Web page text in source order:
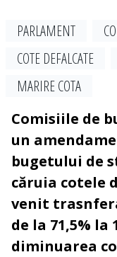
PARLAMENT
COTE DEFALCATE
MARIRE COTA
Comisiile de
un
bugetului de
căruia cotele
venit
de la 71,5% la
diminuarea